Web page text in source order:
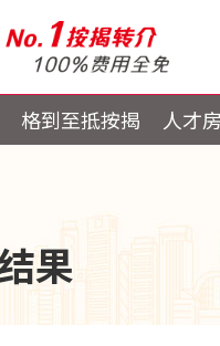
格到至抵按揭 人才
果